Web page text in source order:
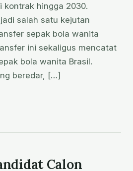
kontrak hingga 2030.
salah satu kejutan
sepak bola wanita
ini sekaligus mencatat
bola wanita Brasil.
beredar, […]
Calon